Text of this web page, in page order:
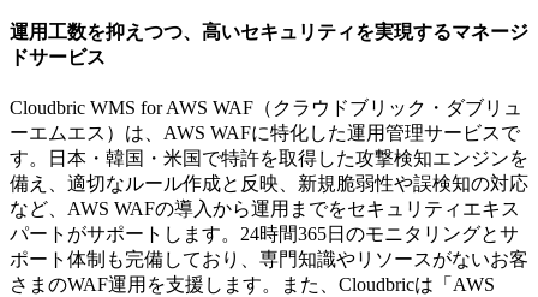
運用工数を抑えつつ、高いセキュリティを実現するマネージ
ドサービス
Cloudbric WMS for AWS WAF（クラウドブリック・ダブリュ
ーエムエス）は、AWS WAFに特化した運用管理サービスで
す。日本・韓国・米国で特許を取得した攻撃検知エンジンを
備え、適切なルール作成と反映、新規脆弱性や誤検知の対応
など、AWS WAFの導入から運用までをセキュリティエキス
パートがサポートします。24時間365日のモニタリングとサ
ポート体制も完備しており、専門知識やリソースがないお客
さまのWAF運用を支援します。また、Cloudbricは「AWS